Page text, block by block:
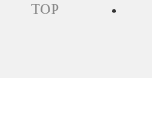
TOP